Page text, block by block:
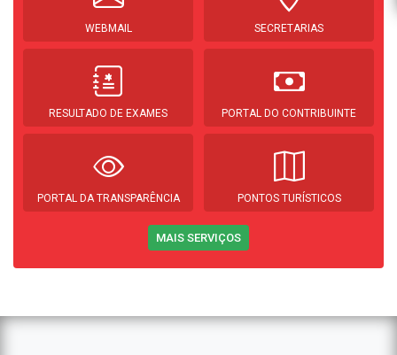
WEBMAIL SECRETARIAS
RESULTADO DE EXAMES PORTAL DO CONTRIBUINTE
PORTAL DA TRANSPARÊNCIA PONTOS TURÍSTICOS
MAIS SERVIÇOS